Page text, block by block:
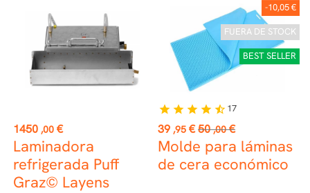
Precio
1450 ,00 €
Laminadora
refrigerada Puff
Graz© Layens
-10,05 €
FUERA DE STOCK
BEST SELLER
Precio
39 ,95 €Precio
base
50 ,00 €
Molde para láminas
de cera económico
star star star star star_half 17